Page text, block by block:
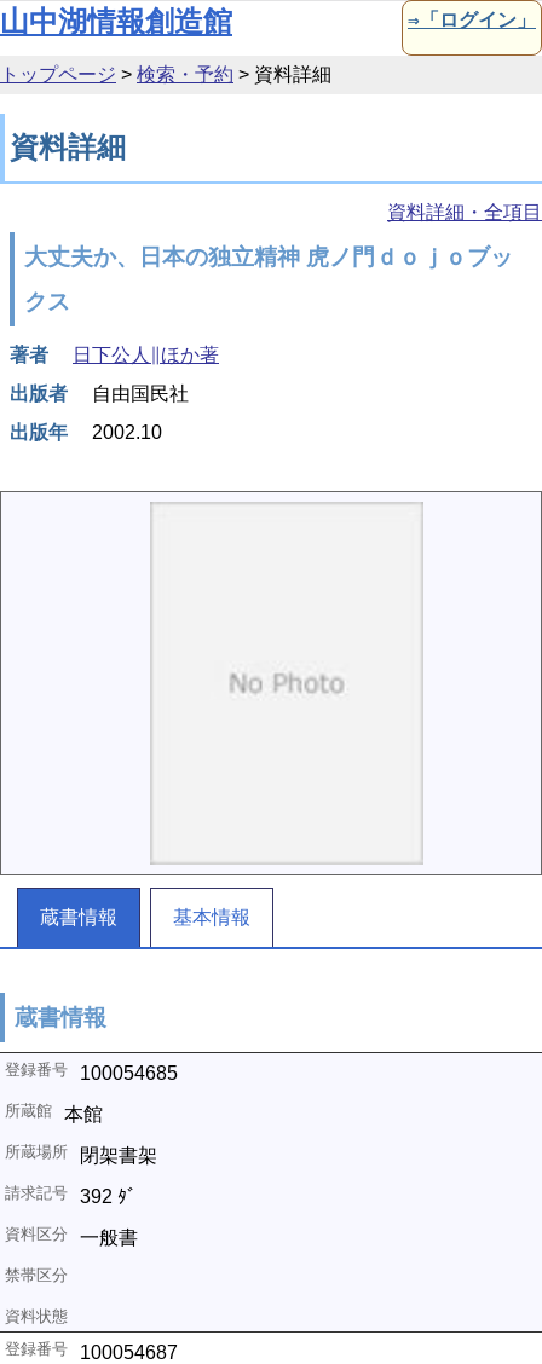
本文へ移動
山中湖情報創造館 ⇒「ログイン」
トップページ > 検索・予約 > 資料詳細
資料詳細
資料詳細・全項目
大丈夫か、日本の独立精神 虎ノ門ｄｏｊｏブッ
クス
著者
日下公人∥ほか著
出版者
自由国民社
出版年
2002.10
蔵書情報 基本情報
蔵書情報
100054685
本館
閉架書架
392 ﾀﾞ
一般書
100054687